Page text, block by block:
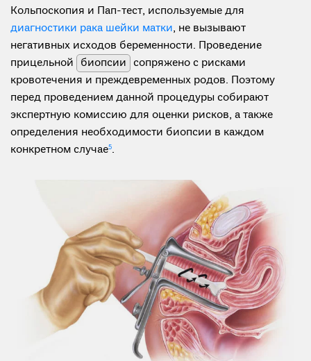
Кольпоскопия и Пап-тест, используемые для
диагностики рака шейки матки, не вызывают
негативных исходов беременности. Проведение
прицельной биопсии сопряжено с рисками
кровотечения и преждевременных родов. Поэтому
перед проведением данной процедуры собирают
экспертную комиссию для оценки рисков, а также
определения необходимости биопсии в каждом
конкретном случае5.